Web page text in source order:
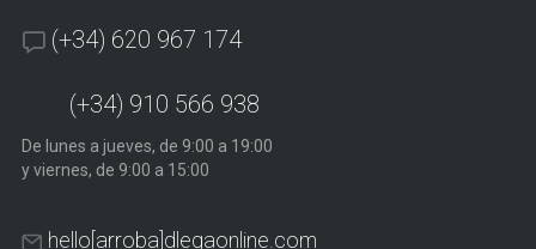
(+34) 620 967 174
(+34) 910 566 938
De lunes a jueves, de 9:00 a 19:00
y viernes, de 9:00 a 15:00
hello[arroba]dlegaonline.com